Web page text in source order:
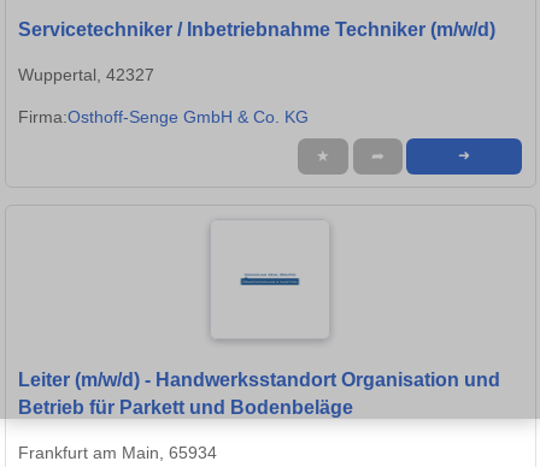
Servicetechniker / Inbetriebnahme Techniker (m/w/d)
Wuppertal, 42327
Firma:Osthoff-Senge GmbH & Co. KG
★ ➦ ➜
Leiter (m/w/d) - Handwerksstandort Organisation und
Betrieb für Parkett und Bodenbeläge
Frankfurt am Main, 65934